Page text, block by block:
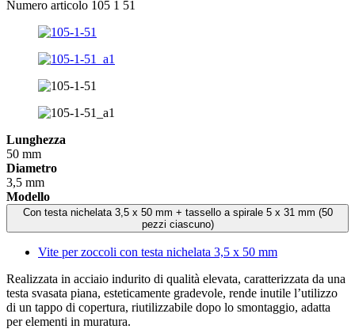
Numero articolo 105 1 51
Lunghezza
50 mm
Diametro
3,5 mm
Modello
Con testa nichelata 3,5 x 50 mm + tassello a spirale 5 x 31 mm (50
pezzi ciascuno)
Vite per zoccoli con testa nichelata 3,5 x 50 mm
Realizzata in acciaio indurito di qualità elevata, caratterizzata da una
testa svasata piana, esteticamente gradevole, rende inutile l’utilizzo
di un tappo di copertura, riutilizzabile dopo lo smontaggio, adatta
per elementi in muratura.